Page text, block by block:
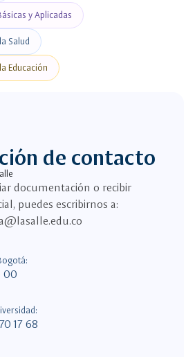
y Aplicadas
Salud
Educación
de contacto
documentación o recibir
puedes escribirnos a:
00
17 68